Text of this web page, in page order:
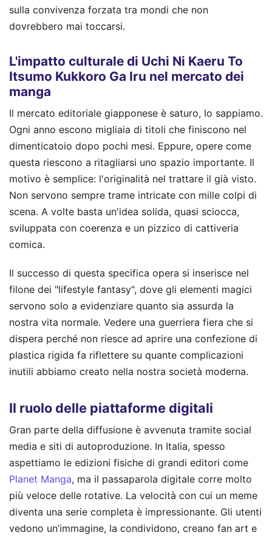
sulla convivenza forzata tra mondi che non
dovrebbero mai toccarsi.
L'impatto culturale di Uchi Ni Kaeru To
Itsumo Kukkoro Ga Iru nel mercato dei
manga
Il mercato editoriale giapponese è saturo, lo sappiamo.
Ogni anno escono migliaia di titoli che finiscono nel
dimenticatoio dopo pochi mesi. Eppure, opere come
questa riescono a ritagliarsi uno spazio importante. Il
motivo è semplice: l'originalità nel trattare il già visto.
Non servono sempre trame intricate con mille colpi di
scena. A volte basta un'idea solida, quasi sciocca,
sviluppata con coerenza e un pizzico di cattiveria
comica.
Il successo di questa specifica opera si inserisce nel
filone dei "lifestyle fantasy", dove gli elementi magici
servono solo a evidenziare quanto sia assurda la
nostra vita normale. Vedere una guerriera fiera che si
dispera perché non riesce ad aprire una confezione di
plastica rigida fa riflettere su quante complicazioni
inutili abbiamo creato nella nostra società moderna.
Il ruolo delle piattaforme digitali
Gran parte della diffusione è avvenuta tramite social
media e siti di autoproduzione. In Italia, spesso
aspettiamo le edizioni fisiche di grandi editori come
Planet Manga, ma il passaparola digitale corre molto
più veloce delle rotative. La velocità con cui un meme
diventa una serie completa è impressionante. Gli utenti
vedono un’immagine, la condividono, creano fan art e